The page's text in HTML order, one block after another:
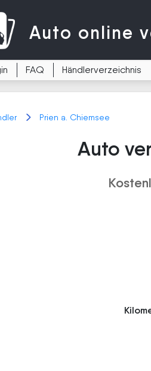
Auto online
FAQ Händlerverzeichnis
Prien a. Chiemsee
Auto